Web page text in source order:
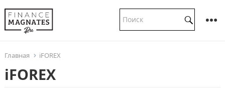
Главная iFOREX
iFOREX